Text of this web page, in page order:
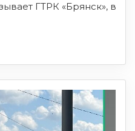
ГТРК «Брянск», в